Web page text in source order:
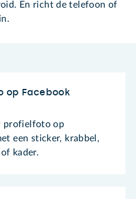
En richt de telefoon of
op Facebook
profielfoto op
een sticker, krabbel,
kader.